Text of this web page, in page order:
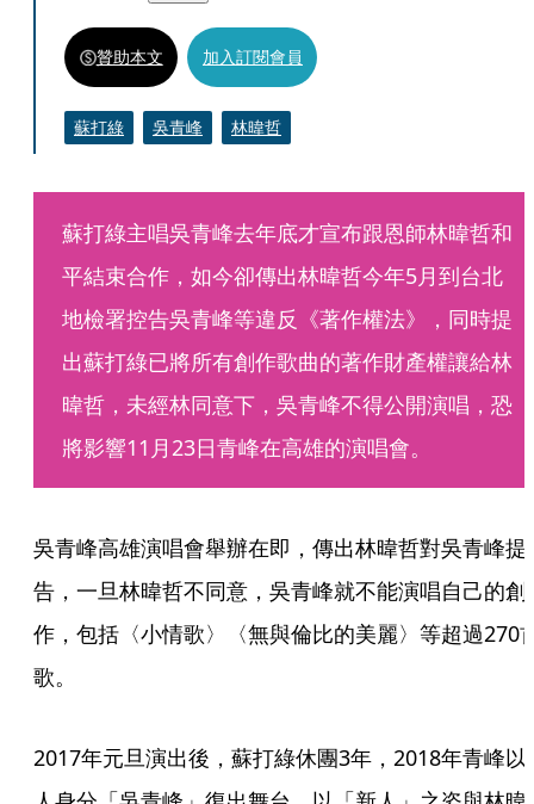
贊助本文 加入訂閱會員
蘇打綠 吳青峰 林暐哲
蘇打綠主唱吳青峰去年底才宣布跟恩師林暐哲和
平結束合作，如今卻傳出林暐哲今年5月到台北
地檢署控告吳青峰等違反《著作權法》，同時提
出蘇打綠已將所有創作歌曲的著作財產權讓給林
暐哲，未經林同意下，吳青峰不得公開演唱，恐
將影響11月23日青峰在高雄的演唱會。
吳青峰高雄演唱會舉辦在即，傳出林暐哲對吳青峰提
告，一旦林暐哲不同意，吳青峰就不能演唱自己的創
作，包括〈小情歌〉〈無與倫比的美麗〉等超過270
歌。
2017年元旦演出後，蘇打綠休團3年，2018年青峰以